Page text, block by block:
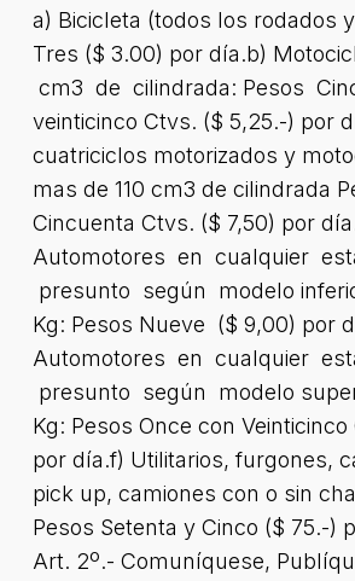
a) Bicicleta (todos los rodados
Tres ($ 3.00) por día.b)
cm3 de cilindrada: Pesos
veinticinco Ctvs. ($ 5,25.-) por
cuatriciclos motorizados y
mas de 110 cm3 de cilindrada
Cincuenta Ctvs. ($ 7,50) por
Automotores en cualquier
presunto según modelo
Kg: Pesos Nueve ($ 9,00) por
Automotores en cualquier
presunto según modelo
Kg: Pesos Once con Veinticinco
por día.f) Utilitarios, furgones,
pick up, camiones con o sin
Pesos Setenta y Cinco ($ 75.-)
Art. 2º.- Comuníquese,